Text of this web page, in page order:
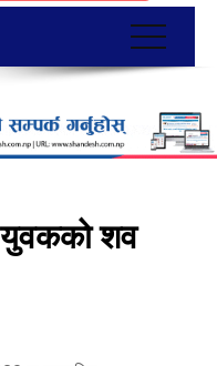
युवकको शव